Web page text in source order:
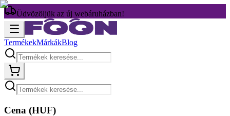
Üdvözöljük az új webáruházban!
TermékekMárkákBlog
Cena (HUF)